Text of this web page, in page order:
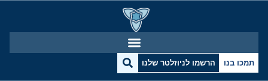
תמכו בנו הרשמו לניוזלטר שלנו